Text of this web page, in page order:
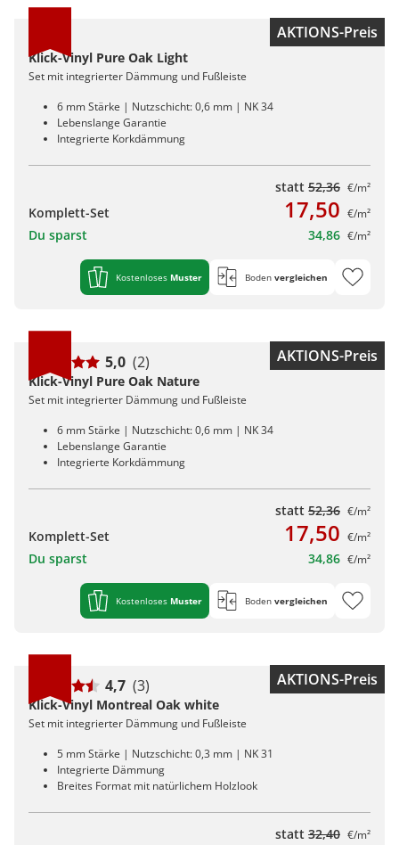
AKTIONS-Preis
Klick-Vinyl Pure Oak Light
Set mit integrierter Dämmung und Fußleiste
6 mm Stärke | Nutzschicht: 0,6 mm | NK 34
Lebenslange Garantie
Integrierte Korkdämmung
statt 52,36 €/m²
Komplett-Set 17,50 €/m²
Du sparst 34,86 €/m²
Kostenloses Muster Boden vergleichen
AKTIONS-Preis
5,0 (2)
Klick-Vinyl Pure Oak Nature
Set mit integrierter Dämmung und Fußleiste
6 mm Stärke | Nutzschicht: 0,6 mm | NK 34
Lebenslange Garantie
Integrierte Korkdämmung
statt 52,36 €/m²
Komplett-Set 17,50 €/m²
Du sparst 34,86 €/m²
Kostenloses Muster Boden vergleichen
AKTIONS-Preis
4,7 (3)
Klick-Vinyl Montreal Oak white
Set mit integrierter Dämmung und Fußleiste
5 mm Stärke | Nutzschicht: 0,3 mm | NK 31
Integrierte Dämmung
Breites Format mit natürlichem Holzlook
statt 32,40 €/m²